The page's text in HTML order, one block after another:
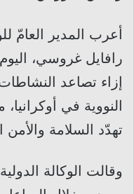
أعرب المدير العامّ
رافايل غروسي،
إزاء تصاعد
النووية في
تهدّد السلامة والأمن
وقالت الوكالة